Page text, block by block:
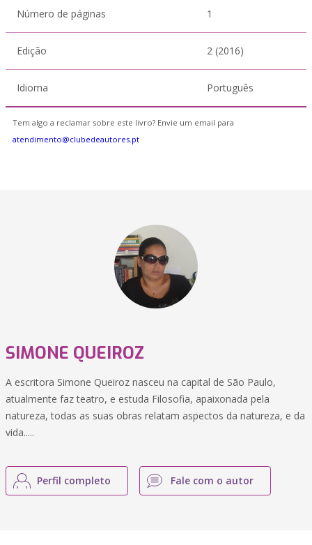
Número de páginas 1
Edição 2 (2016)
Idioma Português
Tem algo a reclamar sobre este livro? Envie um email para
atendimento@clubedeautores.pt
SIMONE QUEIROZ
A escritora Simone Queiroz nasceu na capital de São Paulo,
atualmente faz teatro, e estuda Filosofia, apaixonada pela
natureza, todas as suas obras relatam aspectos da natureza, e da
vida.....
Perfil completo Fale com o autor